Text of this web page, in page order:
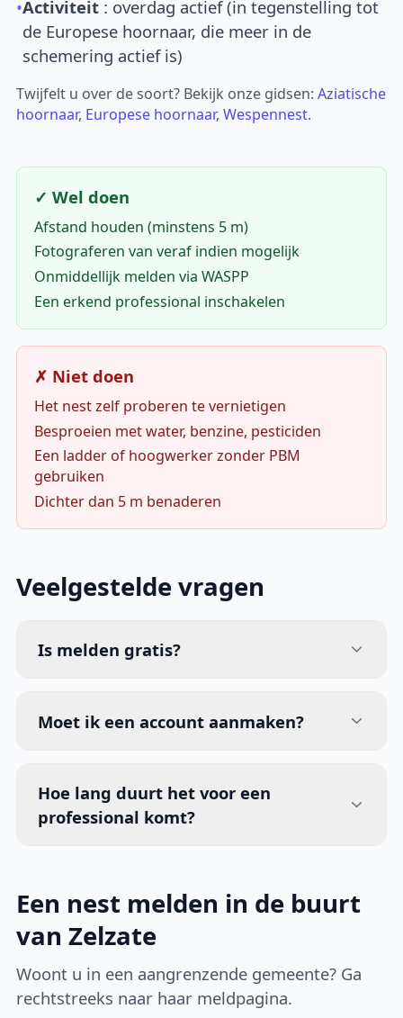
•Activiteit : overdag actief (in tegenstelling tot
de Europese hoornaar, die meer in de
schemering actief is)
Twijfelt u over de soort? Bekijk onze gidsen:Aziatische
hoornaar, Europese hoornaar,Wespennest.
✓ Wel doen
Afstand houden (minstens 5 m)
Fotograferen van veraf indien mogelijk
Onmiddellijk melden via WASPP
Een erkend professional inschakelen
✗ Niet doen
Het nest zelf proberen te vernietigen
Besproeien met water, benzine, pesticiden
Een ladder of hoogwerker zonder PBM
gebruiken
Dichter dan 5 m benaderen
Veelgestelde vragen
Is melden gratis?
Moet ik een account aanmaken?
Hoe lang duurt het voor een
professional komt?
Een nest melden in de buurt
van Zelzate
Woont u in een aangrenzende gemeente? Ga
rechtstreeks naar haar meldpagina.